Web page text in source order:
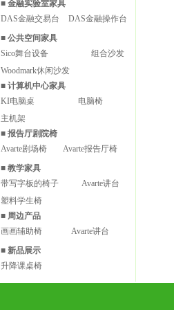
■ 金融实验室家具
DAS金融交易台
DAS金融操作台
■ 公共空间家具
Sico舞台设备
组合沙发
Woodmark休闲沙发
■ 计算机中心家具
KI电脑桌
电脑椅
主机架
■ 报告厅剧院椅
Avarte剧场椅
Avarte报告厅椅
■ 教学家具
带写字板的椅子
Avarte讲台
塑料学生椅
■ 周边产品
画画辅助椅
Avarte讲台
■ 新品展示
升降课桌椅